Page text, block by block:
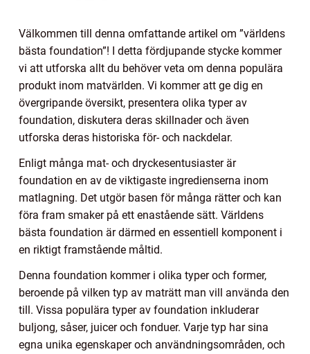
Välkommen till denna omfattande artikel om ”världens
bästa foundation”! I detta fördjupande stycke kommer
vi att utforska allt du behöver veta om denna populära
produkt inom matvärlden. Vi kommer att ge dig en
övergripande översikt, presentera olika typer av
foundation, diskutera deras skillnader och även
utforska deras historiska för- och nackdelar.
Enligt många mat- och dryckesentusiaster är
foundation en av de viktigaste ingredienserna inom
matlagning. Det utgör basen för många rätter och kan
föra fram smaker på ett enastående sätt. Världens
bästa foundation är därmed en essentiell komponent i
en riktigt framstående måltid.
Denna foundation kommer i olika typer och former,
beroende på vilken typ av maträtt man vill använda den
till. Vissa populära typer av foundation inkluderar
buljong, såser, juicer och fonduer. Varje typ har sina
egna unika egenskaper och användningsområden, och